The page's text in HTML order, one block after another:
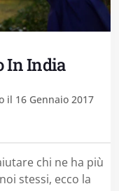
In India
il 16 Gennaio 2017
chi ne ha più
stessi, ecco la